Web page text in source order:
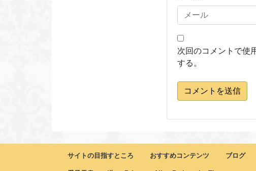
次回のコメントで使
する。
コメントを送信
サイトの目指すところ おすすめコンテンツ ブログ